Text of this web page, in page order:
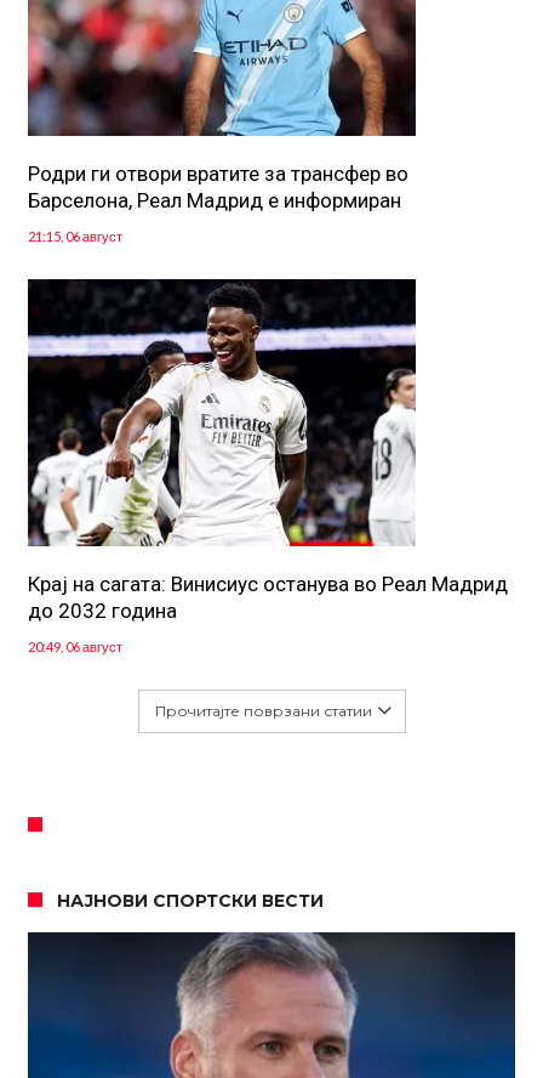
Родри ги отвори вратите за трансфер во
Барселона, Реал Мадрид е информиран
21:15, 06 август
Крај на сагата: Винисиус останува во Реал Мадрид
до 2032 година
20:49, 06 август
Прочитајте поврзани статии
НАЈНОВИ СПОРТСКИ ВЕСТИ